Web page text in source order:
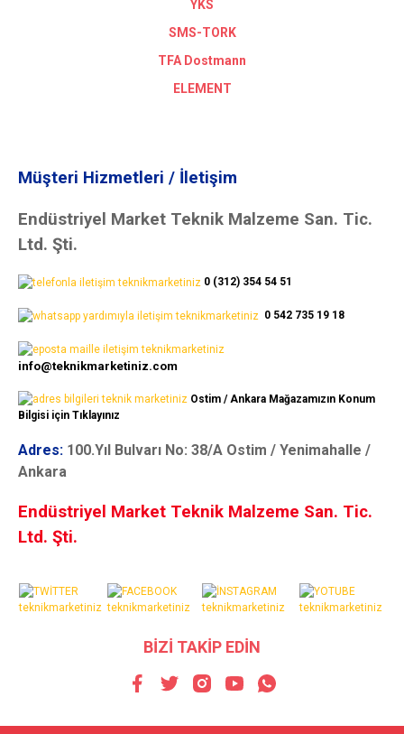
YKS
SMS-TORK
TFA Dostmann
ELEMENT
Müşteri Hizmetleri / İletişim
Endüstriyel Market Teknik Malzeme San. Tic.
Ltd. Şti.
0 (312) 354 54 51
0 542 735 19 18
info@teknikmarketiniz.com
Ostim / Ankara Mağazamızın Konum
Bilgisi için Tıklayınız
Adres: 100.Yıl Bulvarı No: 38/A Ostim / Yenimahalle /
Ankara
Endüstriyel Market Teknik Malzeme San. Tic.
Ltd. Şti.
BİZİ TAKİP EDİN